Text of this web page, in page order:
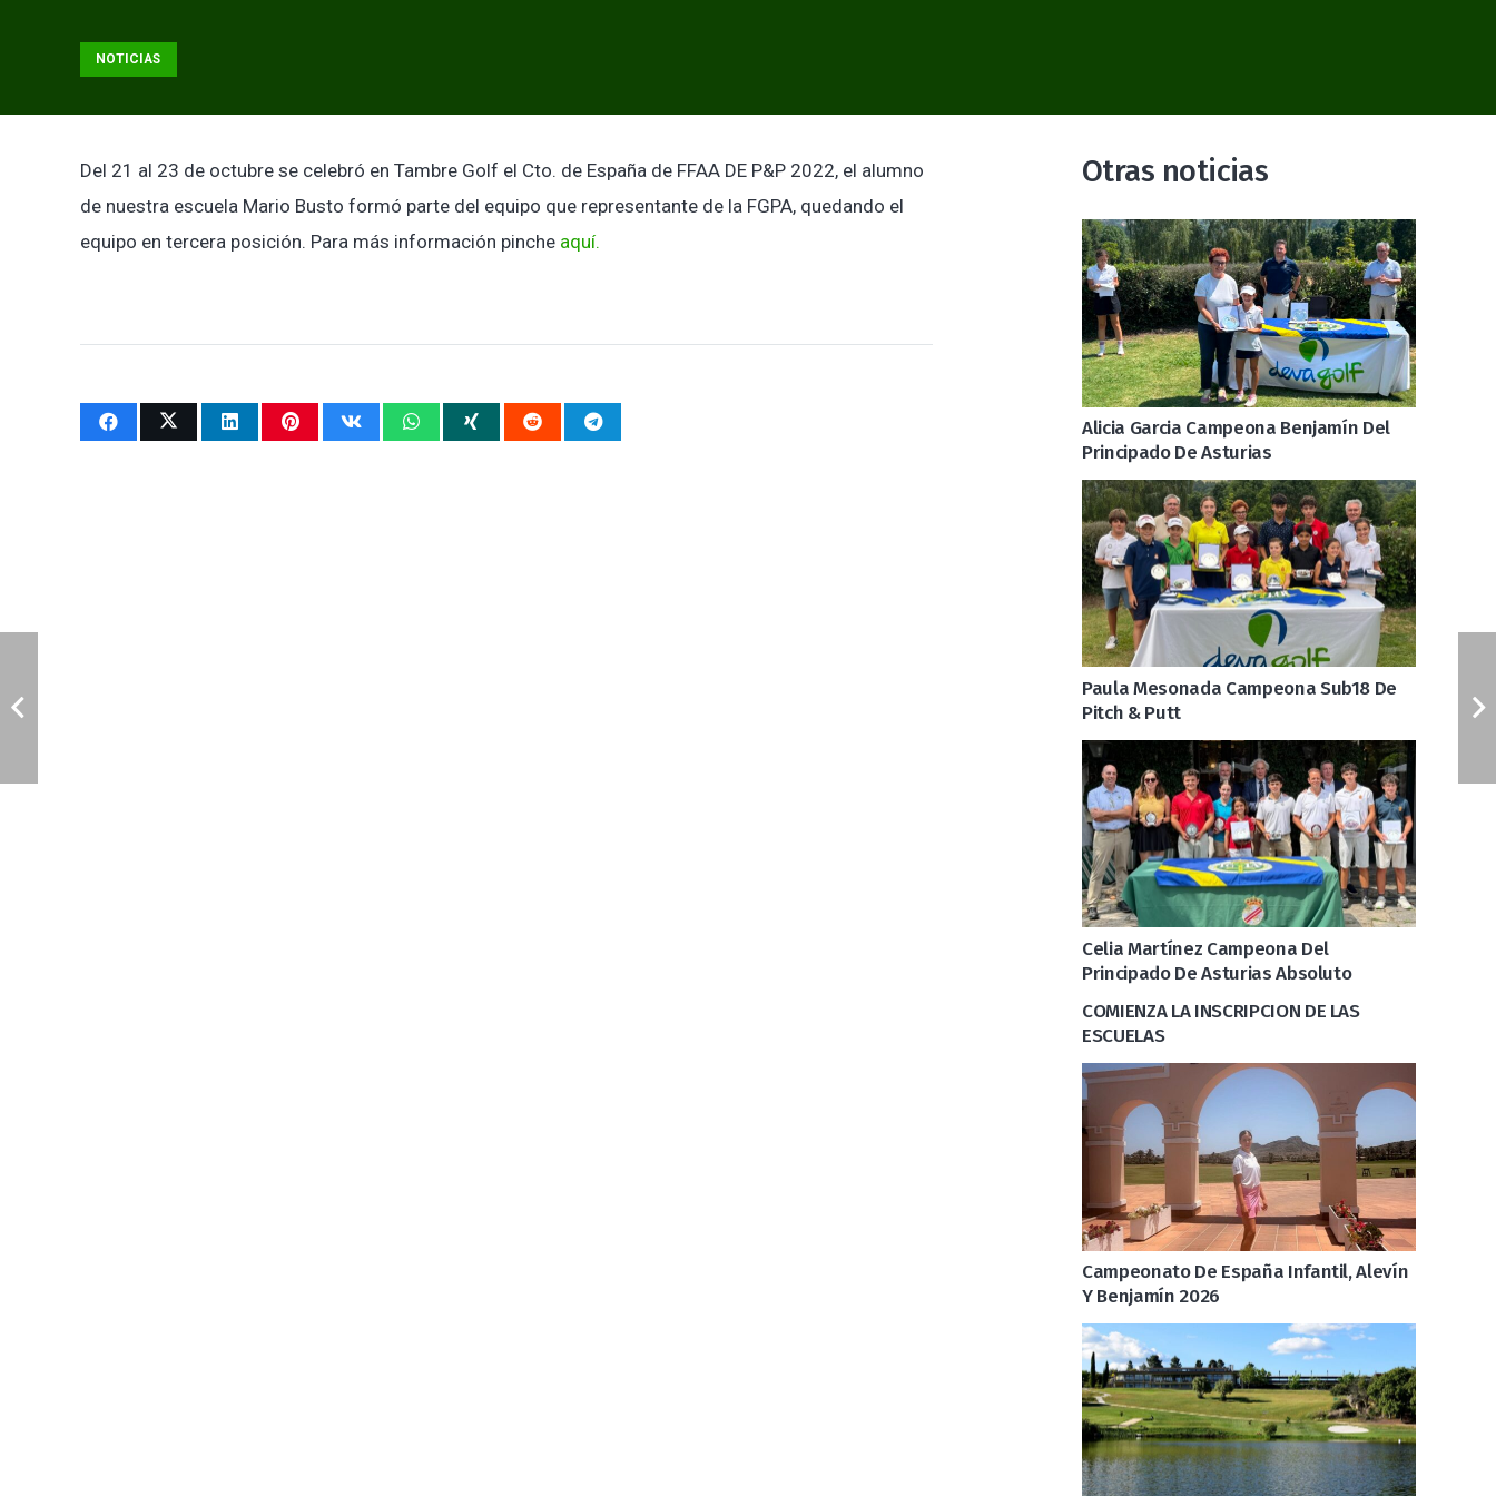
NOTICIAS
Del 21 al 23 de octubre se celebró en Tambre Golf el Cto. de España de FFAA DE P&P 2022, el alumno
de nuestra escuela Mario Busto formó parte del equipo que representante de la FGPA, quedando el
equipo en tercera posición. Para más información pinche aquí.
Otras noticias
Alicia Garcia Campeona Benjamín Del
Principado De Asturias
Paula Mesonada Campeona Sub18 De
Pitch & Putt
Celia Martínez Campeona Del
Principado De Asturias Absoluto
COMIENZA LA INSCRIPCION DE LAS
ESCUELAS
Campeonato De España Infantil, Alevín
Y Benjamín 2026